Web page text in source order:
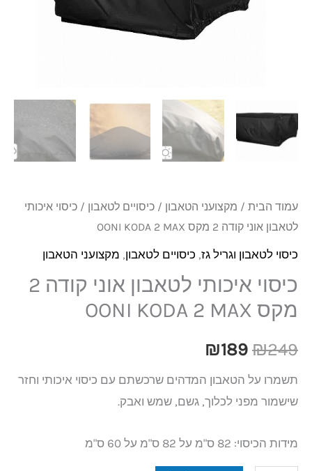
עמוד הבית / מקצועני הטאבון / כיסויים לטאבון / כיסוי איכותי
לטאבון אוני קודה 2 מקס OONI KODA 2 MAX
כיסוי לטאבון וגריל גז, כיסויים לטאבון, מקצועני הטאבון
כיסוי איכותי לטאבון אוני קודה 2
מקס OONI KODA 2 MAX
₪249
₪249.
₪189
₪189.
תשמרו על הטאבון המדהים שרכשתם עם כיסוי איכותי וחזר
שישמור מפני לכלוך, גשם, שמש ואבק.
מידות הכיסוי: 82 ס"מ על 82 ס"מ על 60 ס"מ
KODA
2